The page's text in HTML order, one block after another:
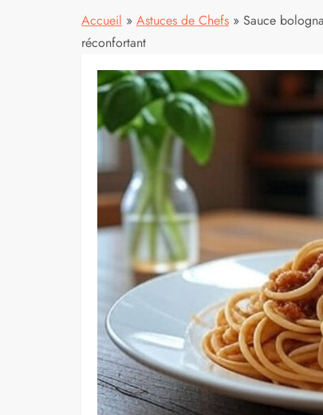
Accueil » Astuces de Chefs » Sauce
réconfortant